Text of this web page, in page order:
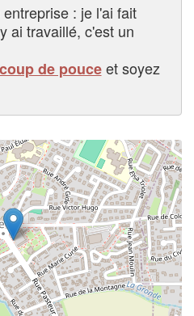
: je l'ai fait
ai travaillé, c'est un
de pouceet soyez